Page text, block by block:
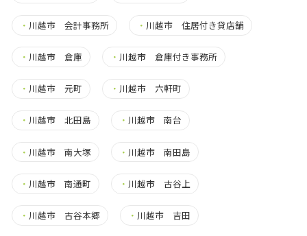
・ 川越市 会計事務所 ・ 川越市 住居付き貸店舗
・ 川越市 倉庫 ・ 川越市 倉庫付き事務所
・ 川越市 元町 ・ 川越市 六軒町
・ 川越市 北田島 ・ 川越市 南台
・ 川越市 南大塚 ・ 川越市 南田島
・ 川越市 南通町 ・ 川越市 古谷上
・ 川越市 古谷本郷 ・ 川越市 吉田